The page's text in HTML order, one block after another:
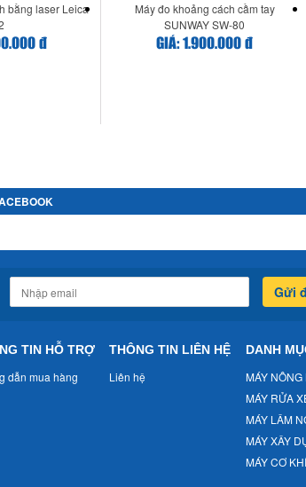
bằng laser Leica
đ
Máy đo khoảng cách cầm tay
SUNWAY SW-80
GIÁ: 1.900.000 đ
Gửi
TIN HỖ TRỢ
dẫn mua hàng
THÔNG TIN LIÊN HỆ
Liên hệ
DANH
MÁY NÔNG
MÁY RỬA
MÁY LÂM
MÁY XÂY
MÁY CƠ KHÍ